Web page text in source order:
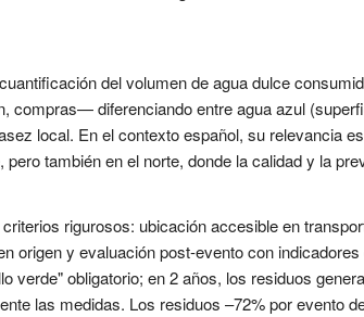
del volumen de agua dulce
diferenciando entre agua azul
local. En el contexto español, su relevancia
también en el norte, donde la calidad y la
rigurosos: ubicación accesible en
origen y evaluación post-evento con
verde" obligatorio; en 2 años, los residuos
las medidas. Los residuos –72% por evento